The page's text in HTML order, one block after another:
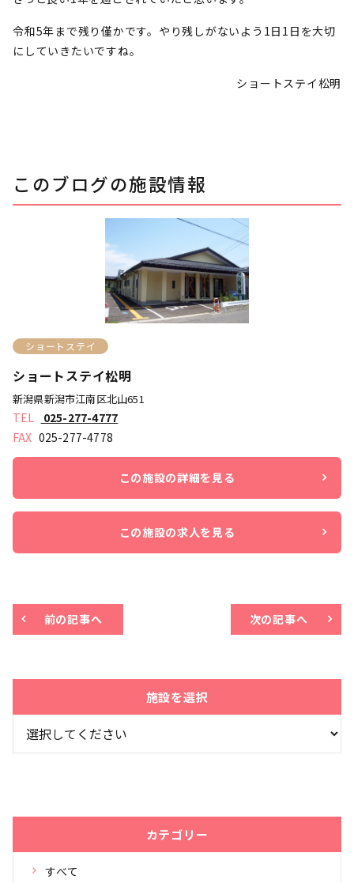
令和5年まで残り僅かです。やり残しがないよう1日1日を大切
にしていきたいですね。
ショートステイ松明
このブログの施設情報
ショートステイ
ショートステイ松明
新潟県新潟市江南区北山651
025-277-4777
025-277-4778
この施設の詳細を見る
この施設の求人を見る
前の記事へ 次の記事へ
施設を選択
カテゴリー
すべて